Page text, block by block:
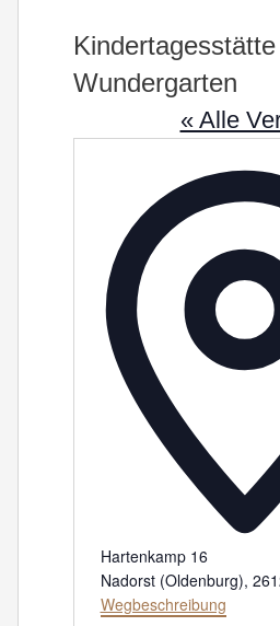
Kindertagesstätte
Wundergarten
« Alle
Hartenkamp 16
Nadorst (Oldenburg),
Wegbeschreibung